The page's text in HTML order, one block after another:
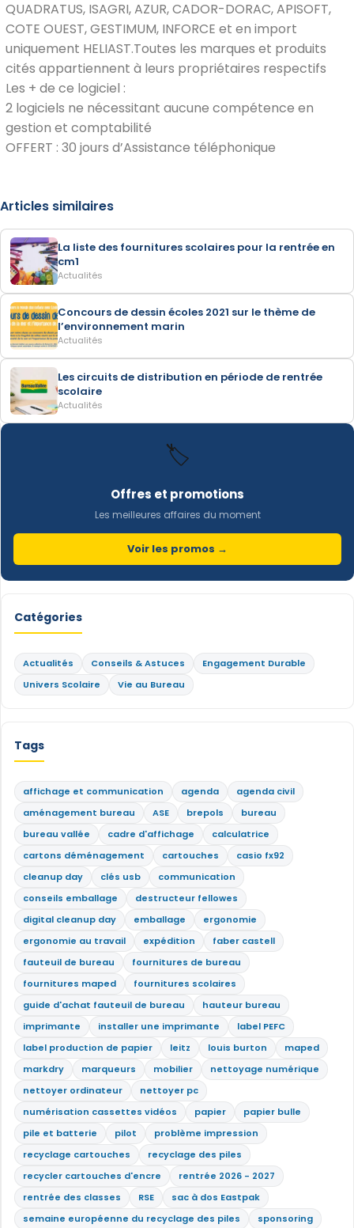
QUADRATUS, ISAGRI, AZUR, CADOR-DORAC, APISOFT,
COTE OUEST, GESTIMUM, INFORCE et en import
uniquement HELIAST.Toutes les marques et produits
cités appartiennent à leurs propriétaires respectifs
Les + de ce logiciel :
2 logiciels ne nécessitant aucune compétence en
gestion et comptabilité
OFFERT : 30 jours d’Assistance téléphonique
Articles similaires
La liste des fournitures scolaires pour la rentrée en
cm1
Actualités
Concours de dessin écoles 2021 sur le thème de
l’environnement marin
Actualités
Les circuits de distribution en période de rentrée
scolaire
Actualités
🏷️
Offres et promotions
Les meilleures affaires du moment
Voir les promos →
Catégories
Actualités Conseils & Astuces
Engagement Durable
Univers Scolaire
Vie au Bureau
Tags
affichage et communication agenda
agenda civil
aménagement bureau
ASE brepols
bureau
bureau vallée
cadre d'affichage
calculatrice
cartons déménagement
cartouches
casio fx92
cleanup day
clés usb
communication
conseils emballage
destructeur fellowes
digital cleanup day
emballage
ergonomie
ergonomie au travail
expédition
faber castell
fauteuil de bureau
fournitures de bureau
fournitures maped
fournitures scolaires
guide d'achat fauteuil de bureau
hauteur bureau
imprimante
installer une imprimante
label PEFC
label production de papier
leitz louis burton
maped
markdry
marqueurs mobilier
nettoyage numérique
nettoyer ordinateur
nettoyer pc
numérisation cassettes vidéos
papier
papier bulle
pile et batterie
pilot
problème impression
recyclage cartouches
recyclage des piles
recycler cartouches d'encre
rentrée 2026 - 2027
rentrée des classes
RSE
sac à dos Eastpak
semaine européenne du recyclage des piles
sponsoring